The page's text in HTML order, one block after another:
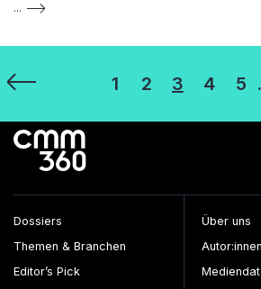
...
der
Beiträge
1 2 3 4 5
Dossiers
Themen & Branchen
Editor’s Pick
Über uns
Autor:innen